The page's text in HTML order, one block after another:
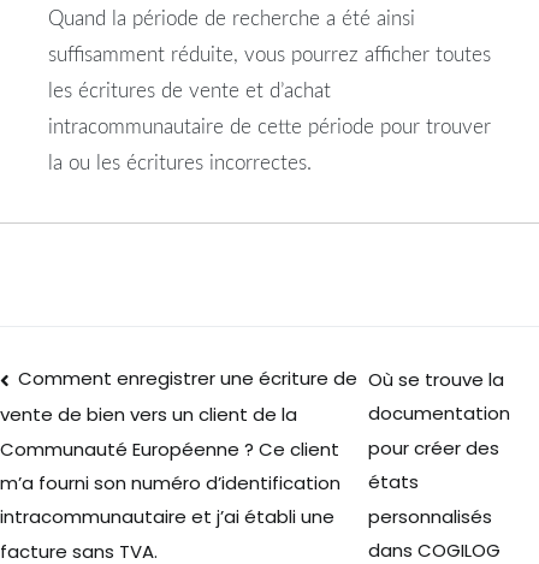
Quand la période de recherche a été ainsi
suffisamment réduite, vous pourrez afficher toutes
les écritures de vente et d’achat
intracommunautaire de cette période pour trouver
la ou les écritures incorrectes.
Comment enregistrer une écriture de
vente de bien vers un client de la
Communauté Européenne ? Ce client
m’a fourni son numéro d’identification
intracommunautaire et j’ai établi une
facture sans TVA.
Où se trouve la
documentation
pour créer des
états
personnalisés
dans COGILOG